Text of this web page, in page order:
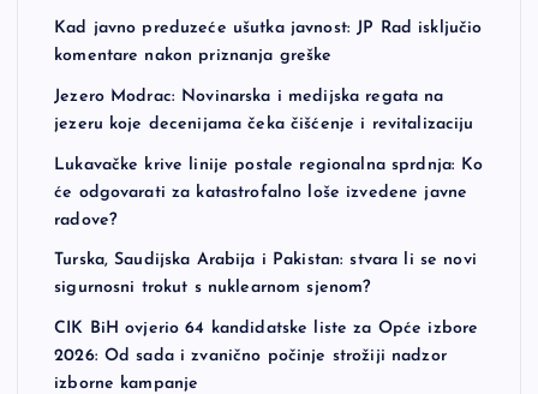
Kad javno preduzeće ušutka javnost: JP Rad isključio
komentare nakon priznanja greške
Jezero Modrac: Novinarska i medijska regata na
jezeru koje decenijama čeka čišćenje i revitalizaciju
Lukavačke krive linije postale regionalna sprdnja: Ko
će odgovarati za katastrofalno loše izvedene javne
radove?
Turska, Saudijska Arabija i Pakistan: stvara li se novi
sigurnosni trokut s nuklearnom sjenom?
CIK BiH ovjerio 64 kandidatske liste za Opće izbore
2026: Od sada i zvanično počinje strožiji nadzor
izborne kampanje